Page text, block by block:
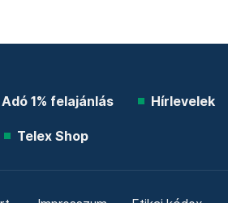
Adó 1% felajánlás Hírlevelek
Telex Shop